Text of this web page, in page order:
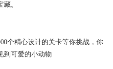
。
个精心设计的关卡等你挑战，你
到可爱的小动物